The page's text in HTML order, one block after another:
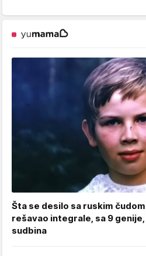
Šta se desilo sa ruskim
rešavao integrale, sa 9
sudbina